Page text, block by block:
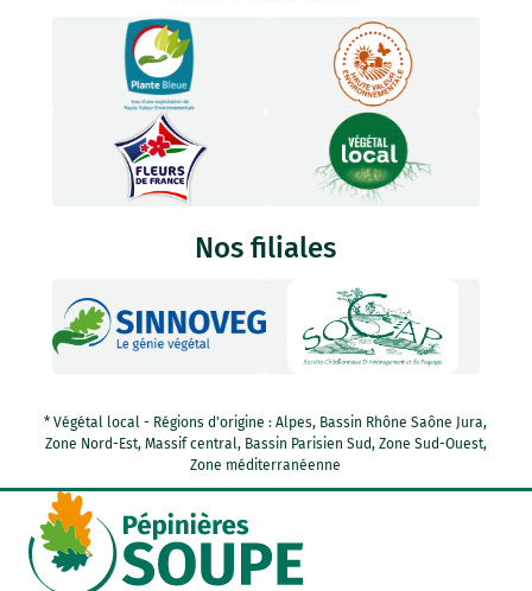
Nos filiales
* Végétal local - Régions d'origine : Alpes, Bassin Rhône Saône Jura,
Zone Nord-Est, Massif central, Bassin Parisien Sud, Zone Sud-Ouest,
Zone méditerranéenne